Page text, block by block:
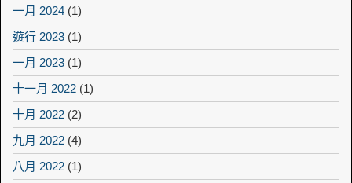
一月 2024 (1)
遊行 2023 (1)
一月 2023 (1)
十一月 2022 (1)
十月 2022 (2)
九月 2022 (4)
八月 2022 (1)